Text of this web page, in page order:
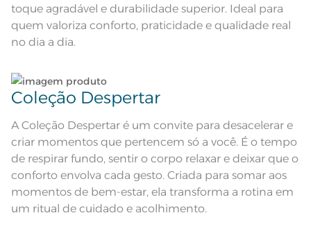
Medida 86cm x 1,50m
Instruções de Lavagem
Lavação a 40ºC; Proibido alvejar;
Observações
e modelo do monitor ou do
aparelho celular. Consultar a cor
produto.
Fios Fio Cardado
Ao pendurar as toalhas, recomenda-se sacudi-las
bem;
toque agradável e durabilidade superior. Ideal para
quem valoriza conforto, praticidade e qualidade real
no dia a dia.
Coleção Despertar
A Coleção Despertar é um convite para desacelerar e
criar momentos que pertencem só a você. É o tempo
de respirar fundo, sentir o corpo relaxar e deixar que o
conforto envolva cada gesto. Criada para somar aos
momentos de bem-estar, ela transforma a rotina em
um ritual de cuidado e acolhimento.